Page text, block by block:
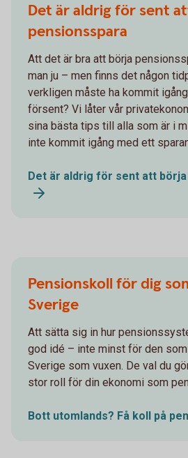
Det är aldrig för sent
pensionsspara
Att det är bra att börja
man ju – men finns det någon
verkligen måste ha kommit
försent? Vi låter vår
sina bästa tips till alla som är i
inte kommit igång med ett
Det är aldrig för sent att
Pensionskoll för dig
Sverige
Att sätta sig in hur
god idé – inte minst för den
Sverige som vuxen. De val du
stor roll för din ekonomi som
Bott utomlands? Få koll på